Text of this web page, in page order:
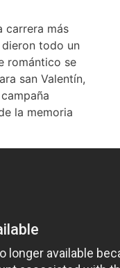
carrera más
todo un
romántico se
san Valentín,
la memoria